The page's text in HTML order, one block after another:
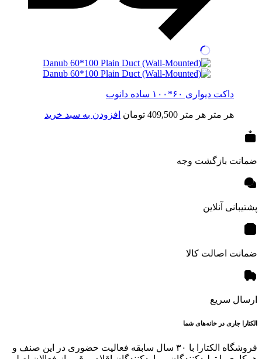
داکت دیواری ۶۰*۱۰۰ ساده دانوب
هر متر هر متر 409,500 تومان افزودن به سبد خرید
ضمانت بازگشت وجه
پشتیبانی آنلاین
ضمانت اصالت کالا
ارسال سریع
الکتارا جاری در خانه‌های شما
فروشگاه الکتارا با ۳۰ سال سابقه فعالیت حضوری در این صنف و